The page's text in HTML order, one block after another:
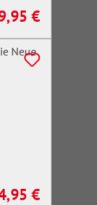
Preis:
€
Preis:
€